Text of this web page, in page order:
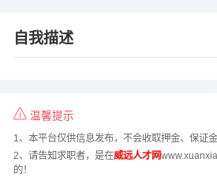
自我描述
温馨提示
1、本平台仅供信息发布，不会收取押金、保证
2、请告知求职者，是在威远人才网
的！